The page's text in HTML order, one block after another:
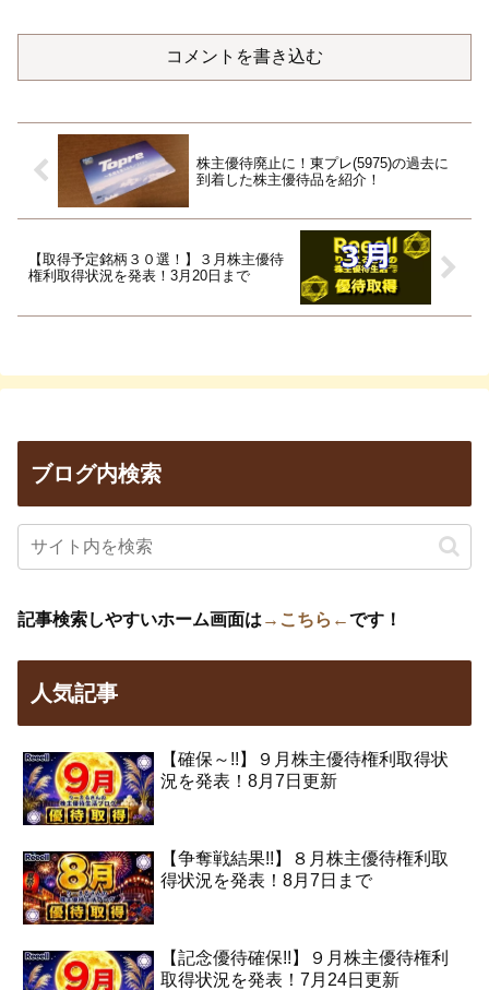
コメントを書き込む
株主優待廃止に！東プレ(5975)の過去に
到着した株主優待品を紹介！
【取得予定銘柄３０選！】３月株主優待
権利取得状況を発表！3月20日まで
ブログ内検索
記事検索しやすいホーム画面は →こちら←です！
人気記事
【確保～!!】９月株主優待権利取得状
況を発表！8月7日更新
【争奪戦結果!!】８月株主優待権利取
得状況を発表！8月7日まで
【記念優待確保!!】９月株主優待権利
取得状況を発表！7月24日更新